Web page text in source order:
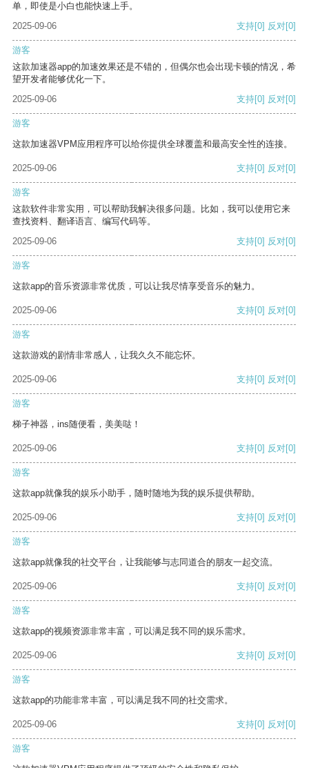
单，即使是小白也能快速上手。
2025-09-06
支持[0] 反对[0]
游客
这款加速器app的加速效果还是不错的，但偶尔也会出现卡顿的情况，希
望开发者能够优化一下。
2025-09-06
支持[0] 反对[0]
游客
这款加速器VPM应用程序可以给你提供全球覆盖和最高安全性的连接。
2025-09-06 支持[0] 反对[0]
游客
这款软件非常实用，可以帮助我解决很多问题。比如，我可以使用它来
查找资料、翻译语言、编写代码等。
2025-09-06
支持[0] 反对[0]
游客
这款app的音乐资源非常优质，可以让我尽情享受音乐的魅力。
2025-09-06 支持[0] 反对[0]
游客
这款游戏的剧情非常感人，让我久久不能忘怀。
2025-09-06 支持[0] 反对[0]
游客
梯子神器，ins随便看，美美哒！
2025-09-06 支持[0] 反对[0]
游客
这款app就像我的娱乐小助手，随时随地为我的娱乐提供帮助。
2025-09-06 支持[0] 反对[0]
游客
这款app就像我的社交平台，让我能够与志同道合的朋友一起交流。
2025-09-06 支持[0] 反对[0]
游客
这款app的视频资源非常丰富，可以满足我不同的娱乐需求。
2025-09-06 支持[0] 反对[0]
游客
这款app的功能非常丰富，可以满足我不同的社交需求。
2025-09-06 支持[0] 反对[0]
游客